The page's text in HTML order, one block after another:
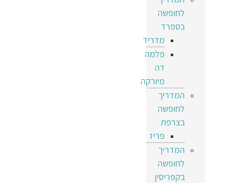
לחופשה
בספרד
מדריד
פלמה
דה
מיורקה
המדריך
לחופשה
בצרפת
פריז
המדריך
לחופשה
בקפריסין